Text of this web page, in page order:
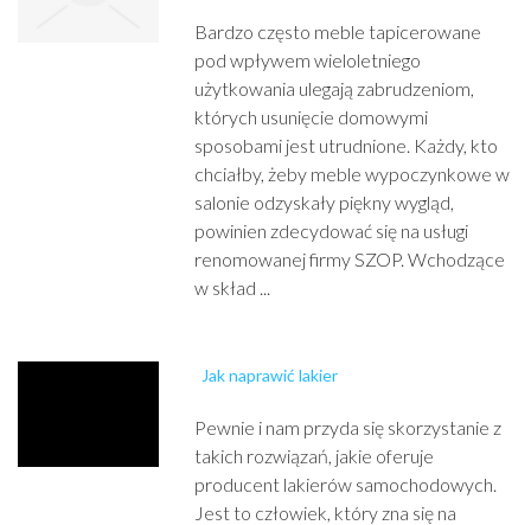
Bardzo często meble tapicerowane
pod wpływem wieloletniego
użytkowania ulegają zabrudzeniom,
których usunięcie domowymi
sposobami jest utrudnione. Każdy, kto
chciałby, żeby meble wypoczynkowe w
salonie odzyskały piękny wygląd,
powinien zdecydować się na usługi
renomowanej firmy SZOP. Wchodzące
w skład ...
Jak naprawić lakier
Pewnie i nam przyda się skorzystanie z
takich rozwiązań, jakie oferuje
producent lakierów samochodowych.
Jest to człowiek, który zna się na